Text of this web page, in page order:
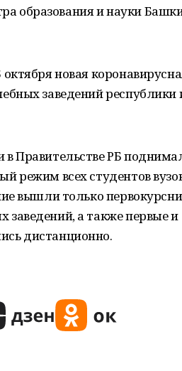
образования и науки
новая
заведений республики
Правительстве РБ
режим всех студентов
вышли только
а также первые и
дистанционно.